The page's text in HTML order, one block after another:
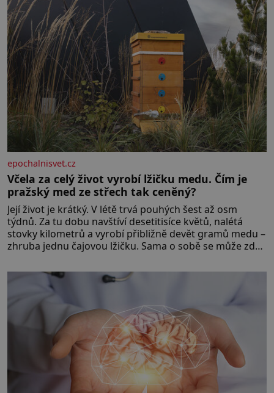
epochalnisvet.cz
Včela za celý život vyrobí lžičku medu. Čím je
pražský med ze střech tak ceněný?
Její život je krátký. V létě trvá pouhých šest až osm
týdnů. Za tu dobu navštíví desetitisíce květů, nalétá
stovky kilometrů a vyrobí přibližně devět gramů medu –
zhruba jednu čajovou lžičku. Sama o sobě se může zdát
tisíc příslušnic svého včelstva, vznikne jeden z
nejdokonalejších organismů